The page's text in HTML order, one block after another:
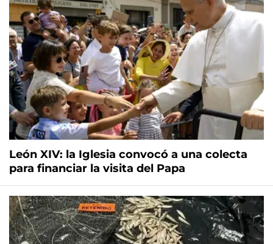
León XIV: la Iglesia convocó a una colecta
para financiar la visita del Papa